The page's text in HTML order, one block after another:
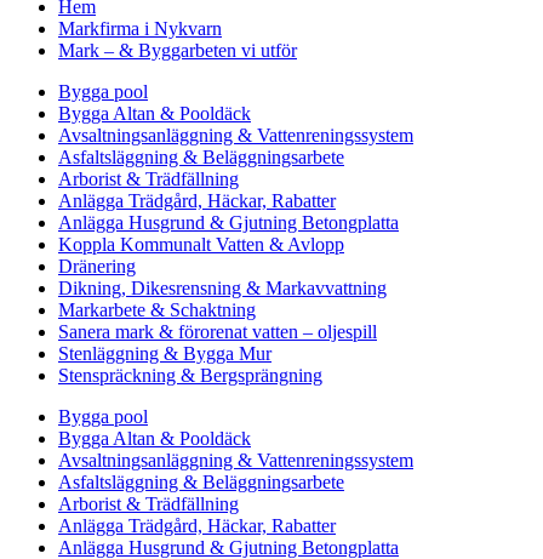
Hem
Markfirma i Nykvarn
Mark – & Byggarbeten vi utför
Bygga pool
Bygga Altan & Pooldäck
Avsaltningsanläggning & Vattenreningssystem
Asfaltsläggning & Beläggningsarbete
Arborist & Trädfällning
Anlägga Trädgård, Häckar, Rabatter
Anlägga Husgrund & Gjutning Betongplatta
Koppla Kommunalt Vatten & Avlopp
Dränering
Dikning, Dikesrensning & Markavvattning
Markarbete & Schaktning
Sanera mark & förorenat vatten – oljespill
Stenläggning & Bygga Mur
Stenspräckning & Bergsprängning
Bygga pool
Bygga Altan & Pooldäck
Avsaltningsanläggning & Vattenreningssystem
Asfaltsläggning & Beläggningsarbete
Arborist & Trädfällning
Anlägga Trädgård, Häckar, Rabatter
Anlägga Husgrund & Gjutning Betongplatta